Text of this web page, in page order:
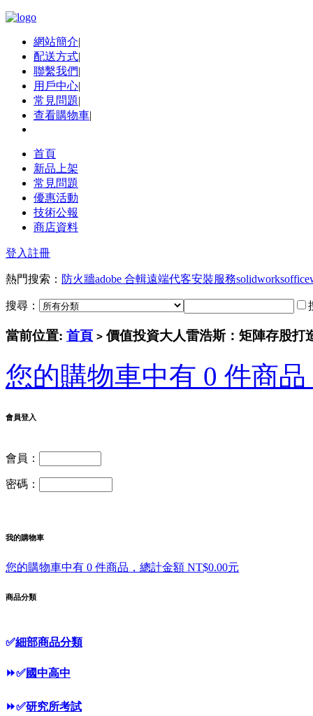
網站簡介|
配送方式|
聯繫我們|
用戶中心|
常見問題|
查看購物車|
首頁
新品上架
常見問題
優惠活動
技術公報
商店資料
登入註冊
熱門搜索： 防火牆adobe 合輯遠端代客安裝服務solidworksoffice
搜尋：
當前位置: 首頁 > 價值投資大人雷浩斯：矩陣存股打
您的購物車中有 0 件商
會員登入
會員：
密碼：
我的購物車
您的購物車中有 0 件商品，總計金額 NT$0.00元
商品分類
✅細部商品分類
⏩✅國中高中
⏩✅研究所考試